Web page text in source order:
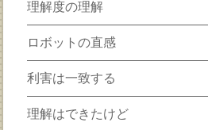
理解度の理解
ロボットの直感
利害は一致する
理解はできたけど